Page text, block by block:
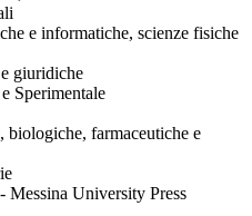
e informatiche, scienze fisiche
giuridiche
Sperimentale
farmaceutiche e
Messina University Press